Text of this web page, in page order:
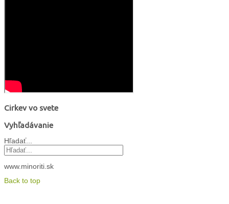
Cirkev vo svete
Vyhľadávanie
Hľadať...
www.minoriti.sk
Back to top